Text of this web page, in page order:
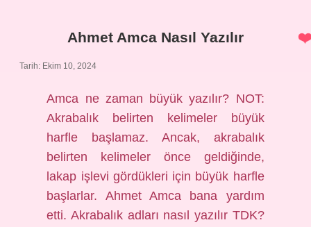
Ahmet Amca Nasıl Yazılır
Tarih: Ekim 10, 2024
Amca ne zaman büyük yazılır? NOT:
Akrabalık belirten kelimeler büyük
harfle başlamaz. Ancak, akrabalık
belirten kelimeler önce geldiğinde,
lakap işlevi gördükleri için büyük harfle
başlarlar. Ahmet Amca bana yardım
etti. Akrabalık adları nasıl yazılır TDK?